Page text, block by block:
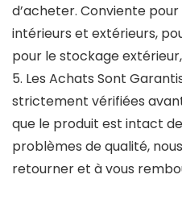
d’acheter. Conviente
intérieurs et extérieurs,
pour le stockage
5. Les Achats Sont
strictement vérifiées
que le produit est intact
problèmes de qualité,
retourner et à vous